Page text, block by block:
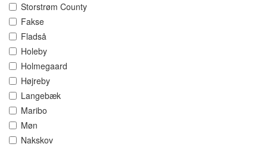
Storstrøm County
Fakse
Fladså
Holeby
Holmegaard
Højreby
Langebæk
Maribo
Møn
Nakskov